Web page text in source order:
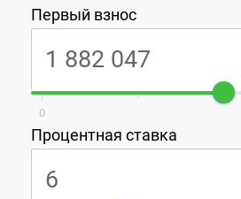
Первый взнос
0
Процентная ставка